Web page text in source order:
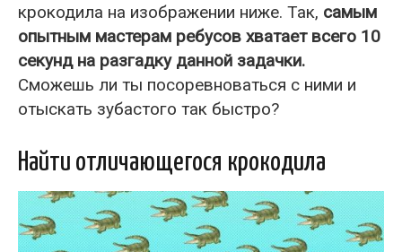
крокодила на изображении ниже. Так, самым
опытным мастерам ребусов хватает всего 10
секунд на разгадку данной задачки.
Сможешь ли ты посоревноваться с ними и
отыскать зубастого так быстро?
Найти отличающегося крокодила